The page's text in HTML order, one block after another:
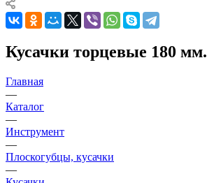
Кусачки торцевые 180 мм.
Главная
—
Каталог
—
Инструмент
—
Плоскогубцы, кусачки
—